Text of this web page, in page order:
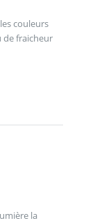
couleurs
fraicheur
la